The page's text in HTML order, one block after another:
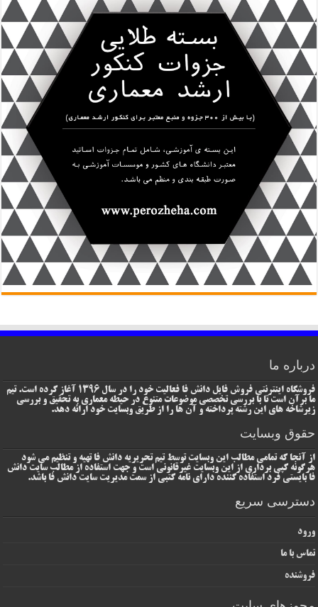
درباره ما
فروشگاه اینترنتی فروش فایل دانش فا فعالیت خود را در سال 1396 آغاز کرده است. تیم
ما برآن است تا با بررسی تخصصی موضوعات متنوع در حیطه معماری به تحقیق و بررسی
زیرشاخه های این رشته پرداخته و آن ها را از طریق وبسایت خود ارائه دهد.
حقوق وبسایت
از آنجا که تمامی مطالب این وبسایت توسط تیم تحریریه دانش فا تهیه و تنظیم می شود
هرگونه کپی برداری از این وبسایت غیرقانونی است و جهت استفاده از مطالب سایت دانش
فا بایستی فرد استفاده کننده دارای نامه کتبی از سمت مدیریت سایت دانش فا باشد.
دسترسی سریع
ورود
تماس با ما
فروشنده